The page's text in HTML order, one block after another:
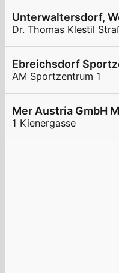
Unterwaltersdorf,
Dr. Thomas Klestil
Ebreichsdorf
AM Sportzentrum 1
Mer Austria GmbH
1 Kienergasse